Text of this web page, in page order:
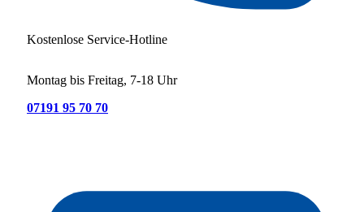
Kostenlose Service-Hotline
Montag bis Freitag, 7-18 Uhr
07191 95 70 70